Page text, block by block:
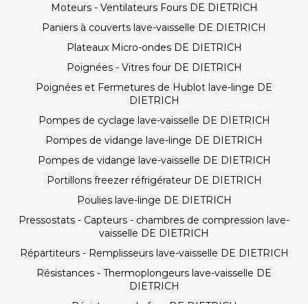
Moteurs - Ventilateurs Fours DE DIETRICH
Paniers à couverts lave-vaisselle DE DIETRICH
Plateaux Micro-ondes DE DIETRICH
Poignées - Vitres four DE DIETRICH
Poignées et Fermetures de Hublot lave-linge DE
DIETRICH
Pompes de cyclage lave-vaisselle DE DIETRICH
Pompes de vidange lave-linge DE DIETRICH
Pompes de vidange lave-vaisselle DE DIETRICH
Portillons freezer réfrigérateur DE DIETRICH
Poulies lave-linge DE DIETRICH
Pressostats - Capteurs - chambres de compression lave-
vaisselle DE DIETRICH
Répartiteurs - Remplisseurs lave-vaisselle DE DIETRICH
Résistances - Thermoplongeurs lave-vaisselle DE
DIETRICH